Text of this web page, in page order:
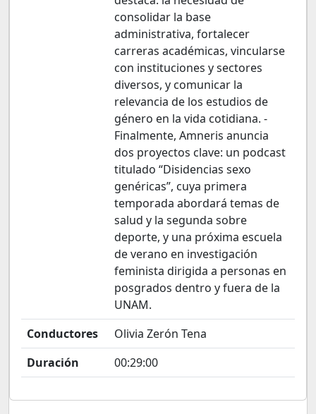
consolidar la base
administrativa, fortalecer
carreras académicas, vincularse
con instituciones y sectores
diversos, y comunicar la
relevancia de los estudios de
género en la vida cotidiana. -
Finalmente, Amneris anuncia
dos proyectos clave: un podcast
titulado “Disidencias sexo
genéricas”, cuya primera
temporada abordará temas de
salud y la segunda sobre
deporte, y una próxima escuela
de verano en investigación
feminista dirigida a personas en
posgrados dentro y fuera de la
UNAM.
Conductores
Olivia Zerón Tena
Duración
00:29:00